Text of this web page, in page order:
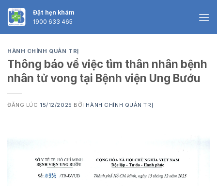
Skip
Đặt hẹn khám
1900 633 465
HÀNH CHÍNH QUẢN TRỊ
Thông báo về việc tìm thân nhân bệnh
nhân tử vong tại Bệnh viện Ung Bướu
ĐĂNG LÚC 15/12/2025 BỞI HÀNH CHÍNH QUẢN TRỊ